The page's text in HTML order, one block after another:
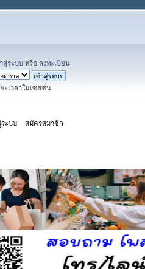
สู่ระบบ หรือ ลงทะเบียน
ะเวลาในเซสชั่น
ระบบ สมัครสมาชิก